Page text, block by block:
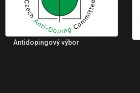
Antidopingový výbor